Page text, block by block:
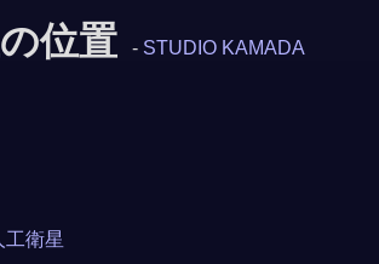
位置 - STUDIO KAMADA
工衛星